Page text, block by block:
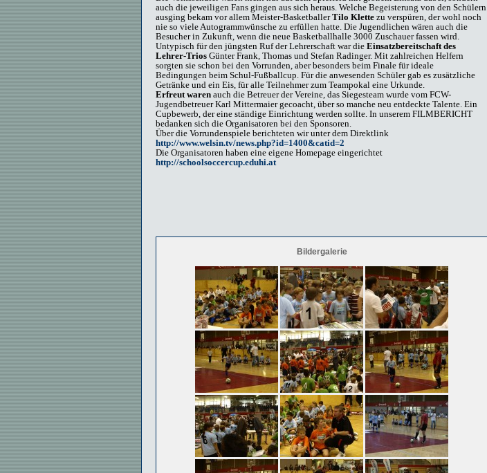
auch die jeweiligen Fans gingen aus sich heraus. Welche Begeisterung von den Schülern
ausging bekam vor allem Meister-BasketballerTilo Klette zu verspüren, der wohl noch
nie so viele Autogrammwünsche zu erfüllen hatte. Die Jugendlichen wären auch die
Besucher in Zukunft, wenn die neue Basketballhalle 3000 Zuschauer fassen wird.
Untypisch für den jüngsten Ruf der Lehrerschaft war die Einsatzbereitschaft des
Lehrer-Trios Günter Frank, Thomas und Stefan Radinger. Mit zahlreichen Helfern
sorgten sie schon bei den Vorrunden, aber besonders beim Finale für ideale
Bedingungen beim Schul-Fußballcup. Für die anwesenden Schüler gab es zusätzliche
Getränke und ein Eis, für alle Teilnehmer zum Teampokal eine Urkunde.
Erfreut waren auch die Betreuer der Vereine, das Siegesteam wurde vom FCW-
Jugendbetreuer Karl Mittermaier gecoacht, über so manche neu entdeckte Talente. Ein
Cupbewerb, der eine ständige Einrichtung werden sollte. In unserem FILMBERICHT
bedanken sich die Organisatoren bei den Sponsoren.
Über die Vorrundenspiele berichteten wir unter dem Direktlink
http://www.welsin.tv/news.php?id=1400&catid=2
Die Organisatoren haben eine eigene Homepage eingerichtet
http://schoolsoccercup.eduhi.at
Bildergalerie